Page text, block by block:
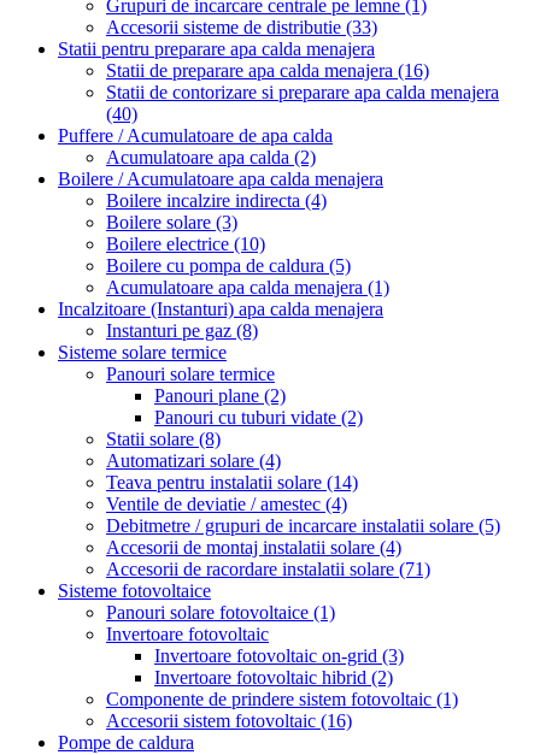
Grupuri de incarcare centrale pe lemne (1)
Accesorii sisteme de distributie (33)
Statii pentru preparare apa calda menajera
Statii de preparare apa calda menajera (16)
Statii de contorizare si preparare apa calda menajera
(40)
Puffere / Acumulatoare de apa calda
Acumulatoare apa calda (2)
Boilere / Acumulatoare apa calda menajera
Boilere incalzire indirecta (4)
Boilere solare (3)
Boilere electrice (10)
Boilere cu pompa de caldura (5)
Acumulatoare apa calda menajera (1)
Incalzitoare (Instanturi) apa calda menajera
Instanturi pe gaz (8)
Sisteme solare termice
Panouri solare termice
Panouri plane (2)
Panouri cu tuburi vidate (2)
Statii solare (8)
Automatizari solare (4)
Teava pentru instalatii solare (14)
Ventile de deviatie / amestec (4)
Debitmetre / grupuri de incarcare instalatii solare (5)
Accesorii de montaj instalatii solare (4)
Accesorii de racordare instalatii solare (71)
Sisteme fotovoltaice
Panouri solare fotovoltaice (1)
Invertoare fotovoltaic
Invertoare fotovoltaic on-grid (3)
Invertoare fotovoltaic hibrid (2)
Componente de prindere sistem fotovoltaic (1)
Accesorii sistem fotovoltaic (16)
Pompe de caldura